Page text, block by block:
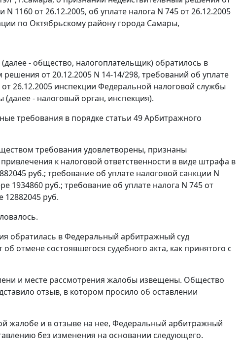
1160 от 26.12.2005, об уплате налога N 745 от 26.12.2005
по Октябрьскому району города Самары,
- общество, налогоплательщик) обратилось в
от 20.12.2005 N 14-14/298, требований об уплате
26.12.2005 инспекции Федеральной налоговой службы
- налоговый орган, инспекция).
требования в порядке статьи 49Арбитражного
требования удовлетворены, признаны
к налоговой ответственности в виде штрафа в
руб.; требование об уплате налоговой санкции N
1934860 руб.; требование об уплате налога N 745 от
12882045 руб.
обратилась в Федеральный арбитражный суд
отмене состоявшегося судебного акта, как принятого с
и месте рассмотрения жалобы извещены. Общество
отзыв, в котором просило об оставлении
жалобе и в отзыве на нее, Федеральный арбитражный
без изменения на основании следующего.